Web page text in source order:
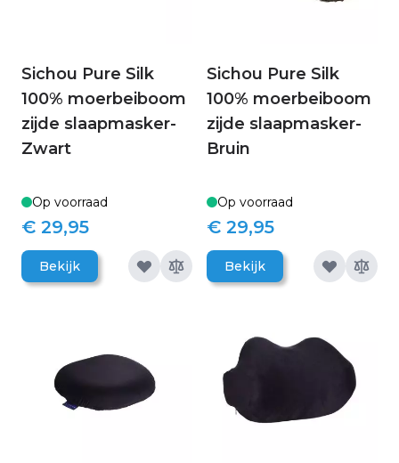
Sichou Pure Silk
100% moerbeiboom
zijde slaapmasker-
Zwart
Op voorraad
€ 29,95
Bekijk
Sichou Pure Silk
100% moerbeiboom
zijde slaapmasker-
Bruin
Op voorraad
€ 29,95
Bekijk